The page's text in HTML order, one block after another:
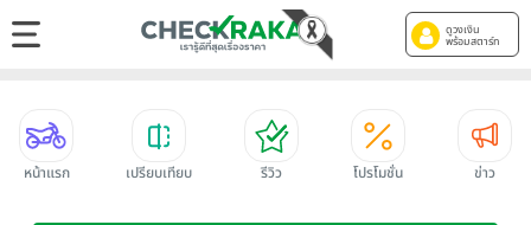
ดูวงเงิน
พร้อมสตาร์ท
หน้าแรก เปรียบเทียบ รีวิว โปรโมชั่น ข่าว